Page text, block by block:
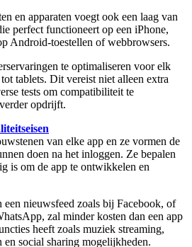
en apparaten voegt ook een laag van
perfect functioneert op een iPhone,
Android-toestellen of webbrowsers.
te optimaliseren voor elk
tablets. Dit vereist niet alleen extra
tests om compatibiliteit te
opdrijft.
van elke app en ze vormen de
doen na het inloggen. Ze bepalen
is om de app te ontwikkelen en
een nieuwsfeed zoals bij Facebook, of
zal minder kosten dan een app
heeft zoals muziek streaming,
social sharing mogelijkheden.